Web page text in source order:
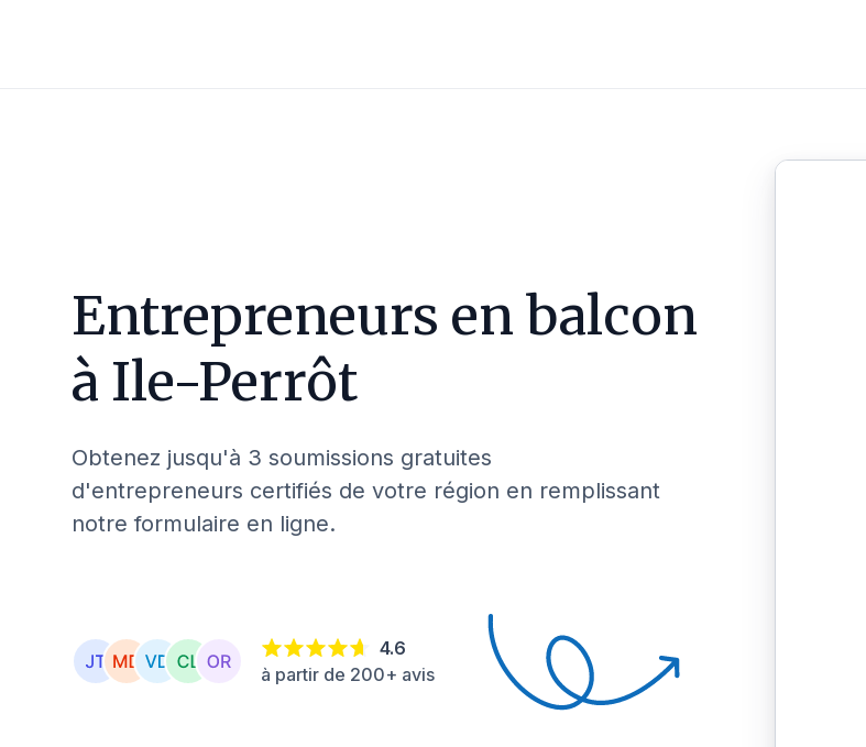
Entrepreneurs en balcon
à Ile-Perrôt
Obtenez jusqu'à 3 soumissions gratuites
d'entrepreneurs certifiés de votre région en remplissant
notre formulaire en ligne.
4.6
à partir de 200+ avis